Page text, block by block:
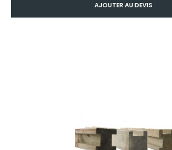
AJOUTER AU DEVIS